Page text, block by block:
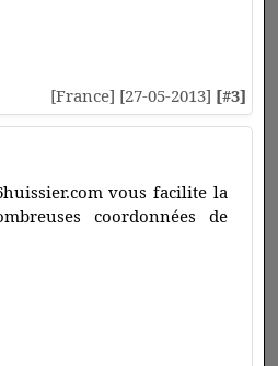
[France] [27-05-2013] [#3]
vous facilite la
coordonnées de